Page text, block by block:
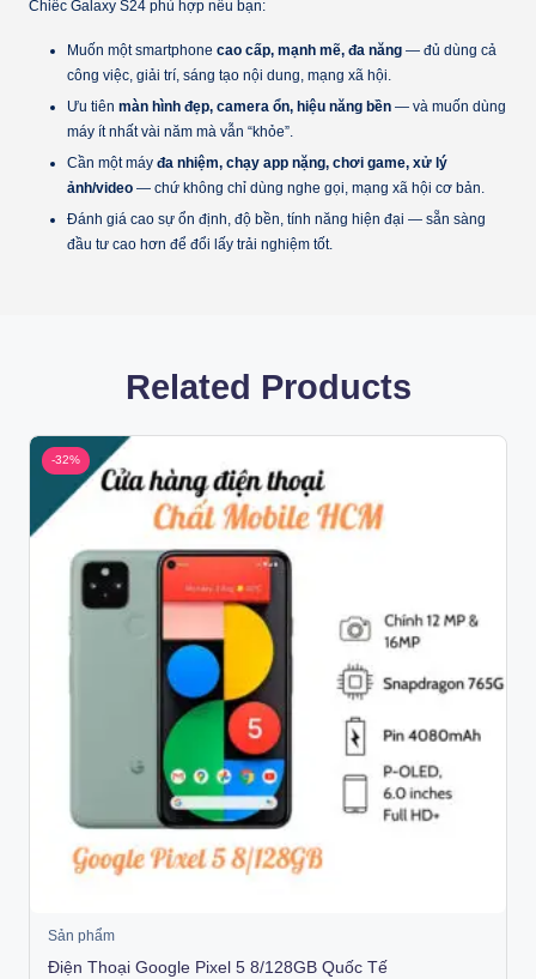
Chiếc Galaxy S24 phù hợp nếu bạn:
Muốn một smartphone cao cấp, mạnh mẽ, đa năng — đủ dùng cả
công việc, giải trí, sáng tạo nội dung, mạng xã hội.
Ưu tiên màn hình đẹp, camera ổn, hiệu năng bền — và muốn dùng
máy ít nhất vài năm mà vẫn “khỏe”.
Cần một máy đa nhiệm, chạy app nặng, chơi game, xử lý
ảnh/video — chứ không chỉ dùng nghe gọi, mạng xã hội cơ bản.
Đánh giá cao sự ổn định, độ bền, tính năng hiện đại — sẵn sàng
đầu tư cao hơn để đổi lấy trải nghiệm tốt.
Related Products
-32%
Sản phẩm
Điện Thoại Google Pixel 5 8/128GB Quốc Tế